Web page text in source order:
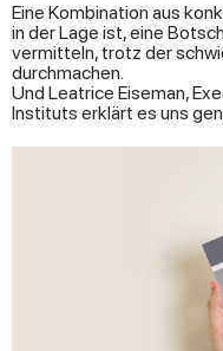
Eine Kombination aus
in der Lage ist, eine
vermitteln, trotz der
durchmachen.
Und Leatrice Eiseman,
Instituts erklärt es uns